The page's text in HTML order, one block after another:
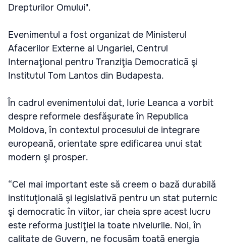
Drepturilor Omului".
Evenimentul a fost organizat de Ministerul
Afacerilor Externe al Ungariei, Centrul
Internaţional pentru Tranziţia Democratică şi
Institutul Tom Lantos din Budapesta.
În cadrul evenimentului dat, Iurie Leanca a vorbit
despre reformele desfăşurate în Republica
Moldova, în contextul procesului de integrare
europeană, orientate spre edificarea unui stat
modern şi prosper.
“Cel mai important este să creem o bază durabilă
instituţională şi legislativă pentru un stat puternic
şi democratic în viitor, iar cheia spre acest lucru
este reforma justiţiei la toate nivelurile. Noi, în
calitate de Guvern, ne focusăm toată energia